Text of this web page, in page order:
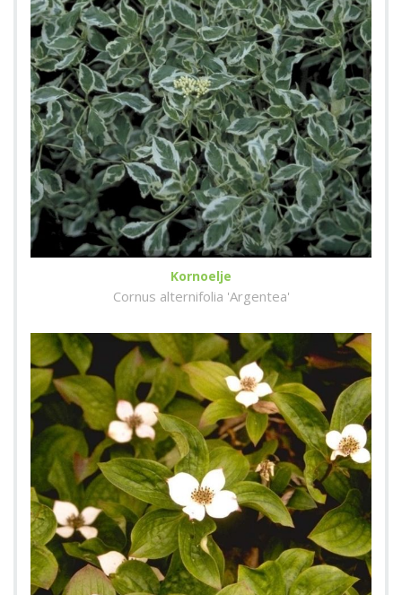
Kornoelje
Cornus alternifolia 'Argentea'